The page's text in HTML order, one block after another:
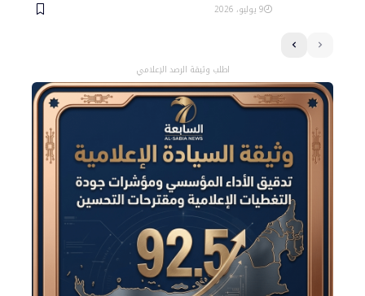
9 يوليو، 2026
اطلب وثيقة الرصد الإعلامي